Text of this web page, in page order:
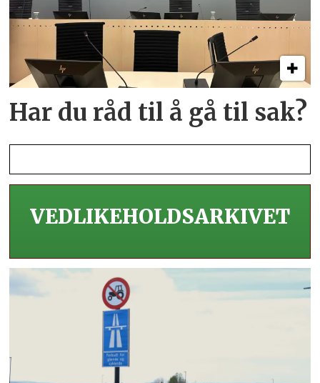
Har du råd til å gå til sak?
VEDLIKEHOLDS­ARKIVET